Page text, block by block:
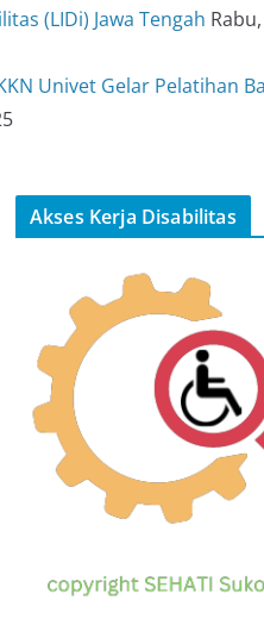
(LIDi) Jawa Tengah
Univet Gelar Pelatihan
Akses Kerja Disabilitas